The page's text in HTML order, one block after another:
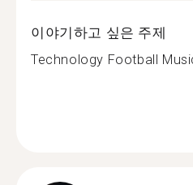
이야기하고 싶은 주제
Technology Football